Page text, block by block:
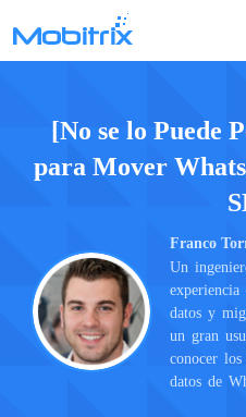
[No se lo Puede
para Mover
Franco
Un
datos y
un gran
conocer
datos de